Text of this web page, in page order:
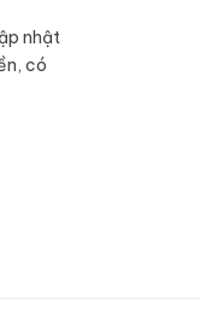
nhật
có